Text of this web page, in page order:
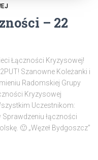
– 22
Łączności Kryzysowej!
Szanowne Koleżanki i
Radomskiej Grupy
Kryzysowej
Uczestnikom:
łączności
🙂 „Węzeł Bydgoszcz”